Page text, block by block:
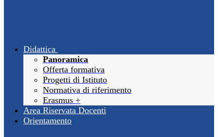
Didattica
Panoramica
Offerta formativa
Progetti di Istituto
Normativa di riferimento
Erasmus +
Area Riservata Docenti
Orientamento